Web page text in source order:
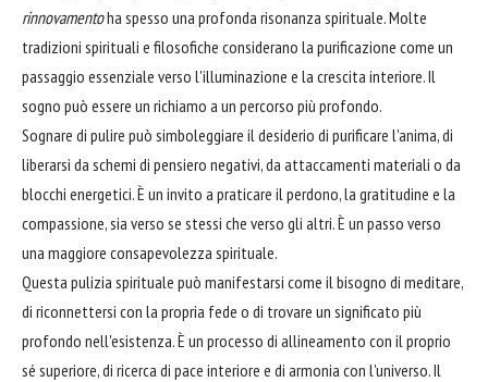
rinnovamentoha spesso una profonda risonanza spirituale. Molte
tradizioni spirituali e filosofiche considerano la purificazione come un
passaggio essenziale verso l'illuminazione e la crescita interiore. Il
sogno può essere un richiamo a un percorso più profondo.
Sognare di pulire può simboleggiare il desiderio di purificare l'anima, di
liberarsi da schemi di pensiero negativi, da attaccamenti materiali o da
blocchi energetici. È un invito a praticare il perdono, la gratitudine e la
compassione, sia verso se stessi che verso gli altri. È un passo verso
una maggiore consapevolezza spirituale.
Questa pulizia spirituale può manifestarsi come il bisogno di meditare,
di riconnettersi con la propria fede o di trovare un significato più
profondo nell'esistenza. È un processo di allineamento con il proprio
sé superiore, di ricerca di pace interiore e di armonia con l'universo. Il